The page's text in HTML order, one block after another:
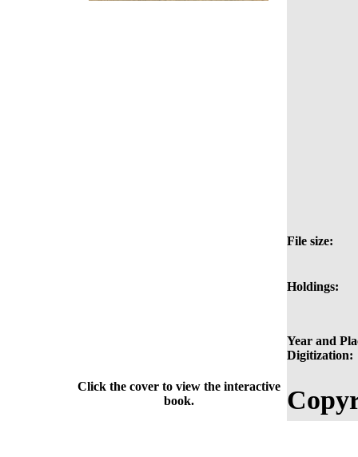
File size:
Holdings:
Year and
Digitization:
Click the cover to view the interactive
book.